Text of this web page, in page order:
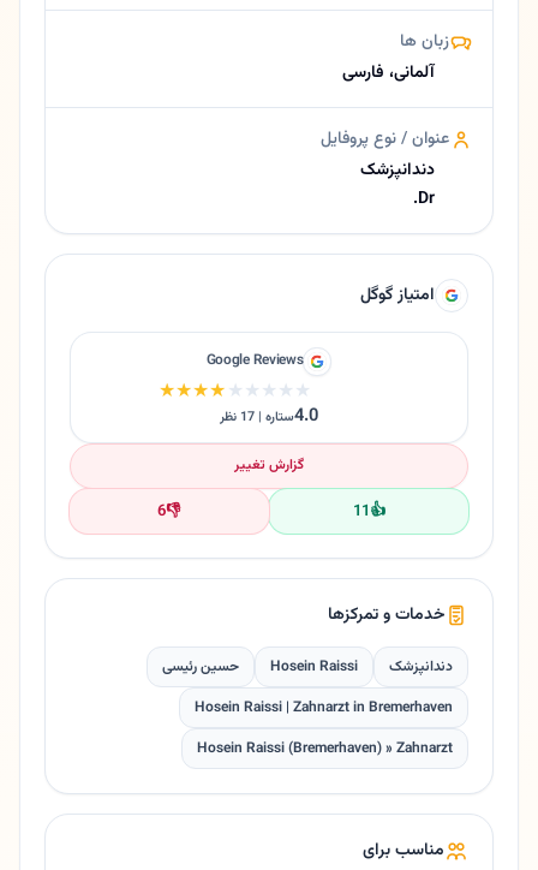
زبان ها
آلمانی، فارسی
عنوان / نوع پروفایل
دندانپزشک
Dr.
امتیاز گوگل
Google Reviews
★★★★★
★★★★★
4.0ستاره | 17 نظر
گزارش تغییر
👍
11
👎
6
خدمات و تمرکزها
دندانپزشک Hosein Raissi
حسین رئیسی
Hosein Raissi | Zahnarzt in Bremerhaven
Hosein Raissi (Bremerhaven) » Zahnarzt
مناسب برای